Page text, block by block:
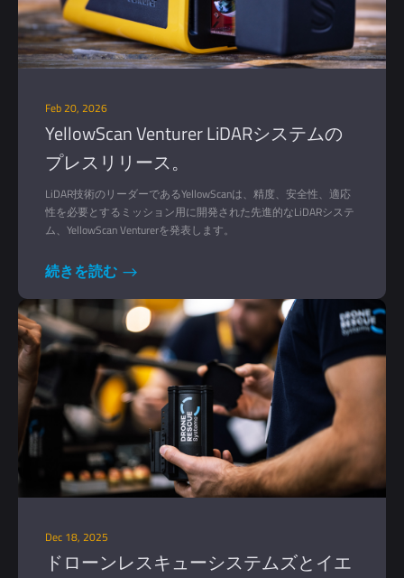
Feb 20, 2026
YellowScan Venturer LiDARシステムの
プレスリリース。
LiDAR技術のリーダーであるYellowScanは、精度、安全性、適応
性を必要とするミッション用に開発された先進的なLiDARシステ
ム、YellowScan Venturerを発表します。
続きを読む
Dec 18, 2025
ドローンレスキューシステムズとイエ